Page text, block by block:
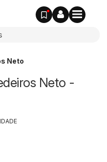
Neto
Neto -